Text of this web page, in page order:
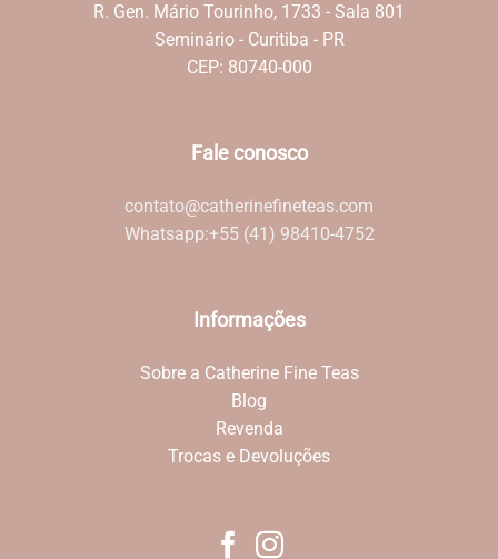
R. Gen. Mário Tourinho, 1733 - Sala 801
Seminário - Curitiba - PR
CEP: 80740-000
Fale conosco
contato@catherinefineteas.com
Whatsapp:+55 (41) 98410-4752
Informações
Sobre a Catherine Fine Teas
Blog
Revenda
Trocas e Devoluções